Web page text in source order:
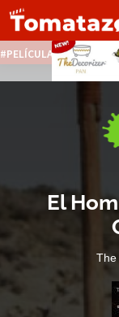
PELÍCULAS
El
The